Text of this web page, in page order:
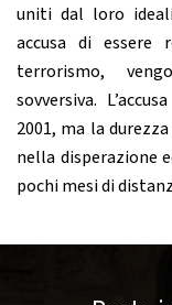
uniti dal loro
accusa di essere
terrorismo,
sovversiva.
2001, ma la
nella disperazione
pochi mesi di